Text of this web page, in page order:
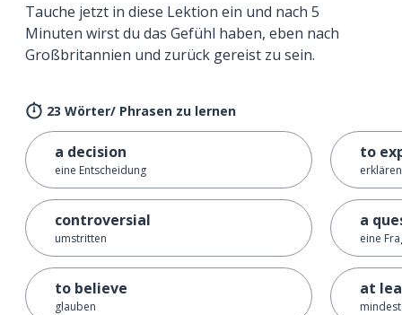
Tauche jetzt in diese Lektion ein und nach 5
Minuten wirst du das Gefühl haben, eben nach
Großbritannien und zurück gereist zu sein.
23 Wörter/ Phrasen zu lernen
a decision
eine Entscheidung
controversial
umstritten
to believe
glauben
to
erklären
a
eine
at